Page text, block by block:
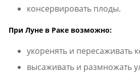
консервировать плоды.
При Луне в Раке возможно:
укоренять и пересаживать
высаживать и размножать